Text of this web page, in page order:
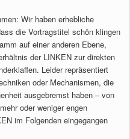
Wir haben erhebliche
die Vortragstitel schön klingen
auf einer anderen Ebene,
der LINKEN zur direkten
Leider repräsentiert
oder Mechanismen, die
ausgebremst haben – von
oder weniger engen
im Folgenden eingegangen